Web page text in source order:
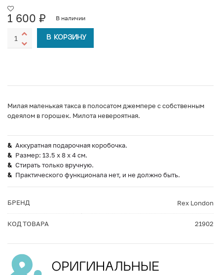
1 600 ₽ В наличии
В КОРЗИНУ
Милая маленькая такса в полосатом джемпере с собственным
одеялом в горошек. Милота невероятная.
Аккуратная подарочная коробочка.
Размер: 13.5 х 8 х 4 см.
Стирать только вручную.
Практического функционала нет, и не должно быть.
БРЕНД Rex London
КОД ТОВАРА 21902